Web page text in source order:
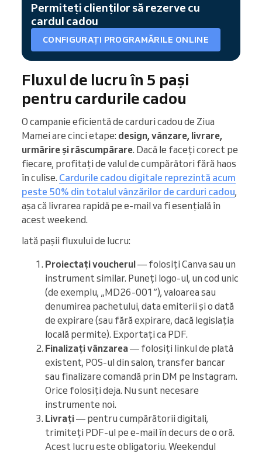
Permiteți clienților să rezerve cu
cardul cadou
CONFIGURAȚI PROGRAMĂRILE ONLINE
Fluxul de lucru în 5 pași
pentru cardurile cadou
O campanie eficientă de carduri cadou de Ziua
Mamei are cinci etape: design, vânzare, livrare,
urmărire și răscumpărare. Dacă le faceți corect pe
fiecare, profitați de valul de cumpărători fără haos
în culise. Cardurile cadou digitale reprezintă acum
peste 50% din totalul vânzărilor de carduri cadou,
așa că livrarea rapidă pe e-mail va fi esențială în
acest weekend.
Iată pașii fluxului de lucru:
Proiectați voucherul— folosiți Canva sau un
instrument similar. Puneți logo-ul, un cod unic
(de exemplu, „MD26-001”), valoarea sau
denumirea pachetului, data emiterii și o dată
de expirare (sau fără expirare, dacă legislația
locală permite). Exportați ca PDF.
Finalizați vânzarea— folosiți linkul de plată
existent, POS-ul din salon, transfer bancar
sau finalizare comandă prin DM pe Instagram.
Orice folosiți deja. Nu sunt necesare
instrumente noi.
Livrați— pentru cumpărătorii digitali,
trimiteți PDF-ul pe e-mail în decurs de o oră.
Acest lucru este obligatoriu. Weekendul